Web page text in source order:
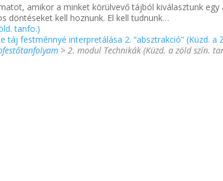
amikor a minket körülvevő tájból kiválasztunk egy
döntéseket kell hoznunk. El kell tudnunk…
tanfo.)
táj festménnyé interpretálása 2. “absztrakció” (Küzd. a
> 2. modul Technikák (Küzd. a zöld szín.